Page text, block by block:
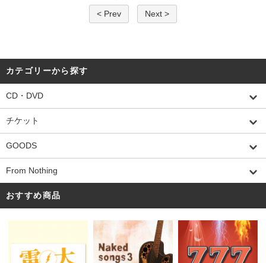
< Prev Next >
カテゴリーから探す
CD・DVD
チケット
GOODS
From Nothing
おすすめ商品